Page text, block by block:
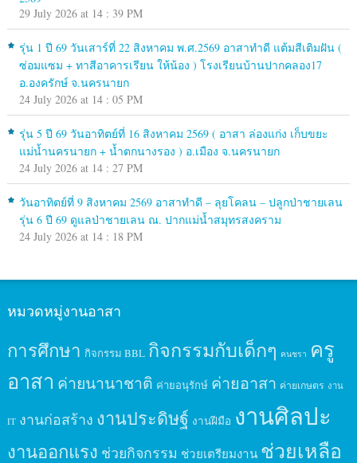
29 July 2026 at 14 : 39 PM
รุ่น 1 ปี 69 วันเสาร์ที่ 22 สิงหาคม พ.ศ.2569 อาสาทำดี แต้มสีเติมฝัน (
ซ่อมแซม + ทาสีอาคารเรียน ให้น้อง ) โรงเรียนบ้านปากคลอง17
อ.องครักษ์ จ.นครนายก
24 July 2026 at 14 : 05 PM
รุ่น 5 ปี 69 วันอาทิตย์ที่ 16 สิงหาคม 2569 ( อาสา ล่องแก่ง เก็บขยะ
แม่น้ำนครนายก + น้ำตกนางรอง ) อ.เมือง จ.นครนายก
24 July 2026 at 14 : 27 PM
วันอาทิตย์ที่ 9 สิงหาคม 2569 อาสาทำดี – ลุยโคลน – ปลูกป่าชายเลน
รุ่น 6 ปี 69 ดูแลป่าชายเลน ณ. ปากแม่น้ำสมุทรสงคราม
24 July 2026 at 14 : 18 PM
หมวดหมู่งานอาสา
การศึกษา กิจกรรม BBL กิจกรรมกับเด็กๆ คนชรา ครู
อาสา ค่ายนานาชาติ ค่ายอนุรักษ์ ค่ายอาสา ค่ายเกษตร งาน
IT งานก่อสร้าง งานประดิษฐ์ งานฝีมือ งานศิลปะ
งานออกแรง ช่วยกิจกรรม ช่วยเตรียมงาน ช่วยเหลือ